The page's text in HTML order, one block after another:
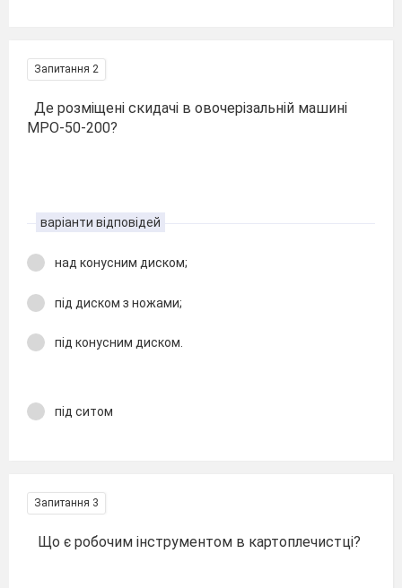
Запитання 2
Де розміщені скидачі в овочерізальній машині
МРО-50-200?
варіанти відповідей
над конусним диском;
під диском з ножами;
під конусним диском.
під ситом
Запитання 3
Що є робочим інструментом в картоплечистці?